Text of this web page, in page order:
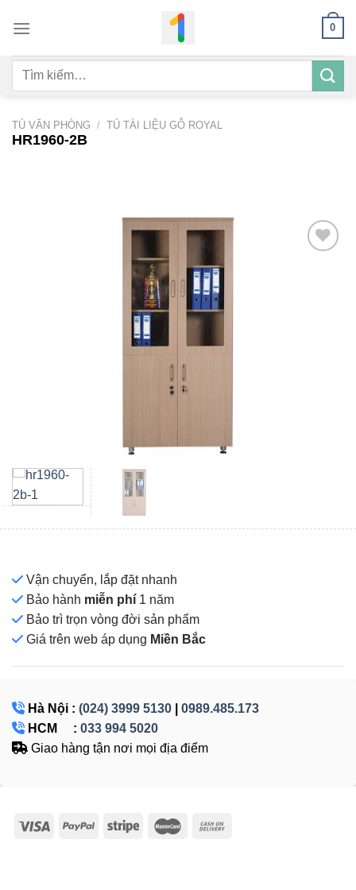
qua
dung
0
Tìm
TỦ VĂN PHÒNG / TỦ TÀI LIỆU GỖ ROYAL
HR1960-2B
Vận chuyển, lắp đặt nhanh
Bảo hành miễn phí 1 năm
Bảo trì trọn vòng đời sản phẩm
Giá trên web áp dụng Miền Bắc
Hà Nội : (024) 3999 5130
0989.485.173
HCM : 033 994 5020
Giao hàng tận nơi mọi địa điểm